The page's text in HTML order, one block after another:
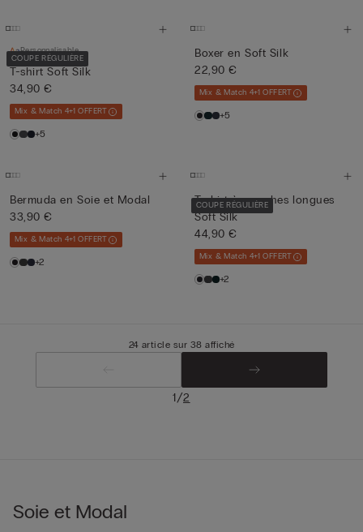
COUPE RÉGULIÈRE
Personnalisable
T-shirt Soft Silk
34,90 €
Mix & Match 4+1 OFFERT
+5
Boxer en Soft Silk
22,90 €
Mix & Match 4+1 OFFERT
+5
Bermuda en Soie et Modal
33,90 €
Mix & Match 4+1 OFFERT
+2
COUPE RÉGULIÈRE
T-shirt à manches longues
Soft Silk
44,90 €
Mix & Match 4+1 OFFERT
+2
24 article sur 38 affiché
1/2
Soie et Modal